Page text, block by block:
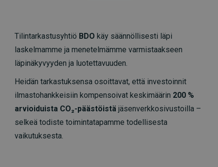
Tilintarkastusyhtiö BDO käy säännöllisesti läpi
laskelmamme ja menetelmämme varmistaakseen
läpinäkyvyyden ja luotettavuuden.
Heidän tarkastuksensa osoittavat, että investoinnit
ilmastohankkeisiin kompensoivat keskimäärin 200 %
arvioiduista CO₂-päästöistä jäsenverkkosivustoilla –
selkeä todiste toimintatapamme todellisesta
vaikutuksesta.